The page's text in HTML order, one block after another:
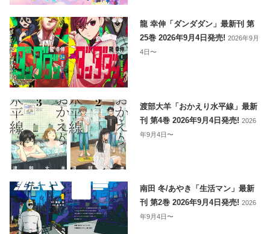
龍 幸伸「ダンダダン」最新刊 第
25巻 2026年9月4日発売!2026年9月
4日〜
渡部大羊「おかえり水平線」最新
刊 第4巻 2026年9月4日発売!2026
年9月4日〜
南田 冬/あやき「生活マン」最新
刊 第2巻 2026年9月4日発売!2026
年9月4日〜